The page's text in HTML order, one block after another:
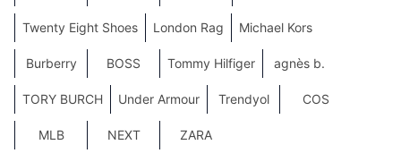
Twenty Eight Shoes London Rag Michael Kors
Burberry BOSS Tommy Hilfiger agnès b.
TORY BURCH Under Armour Trendyol COS
MLB NEXT ZARA